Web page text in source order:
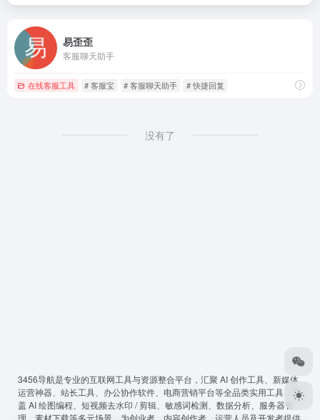
易歪歪
客服聊天助手
在线客服工具 # 客服宝 # 客服聊天助手 # 快捷回复
没有了
3456导航是专业的互联网工具与资源整合平台，汇聚 AI 创作工具、新媒体
运营神器、站长工具、办公协作软件、电商营销平台等全品类实用工具，覆
盖 AI 绘图编程、短视频去水印 / 剪辑、敏感词检测、数据分析、服务器管
理、素材下载等多元场景，为创业者、内容创作者、运营人员及开发者提供